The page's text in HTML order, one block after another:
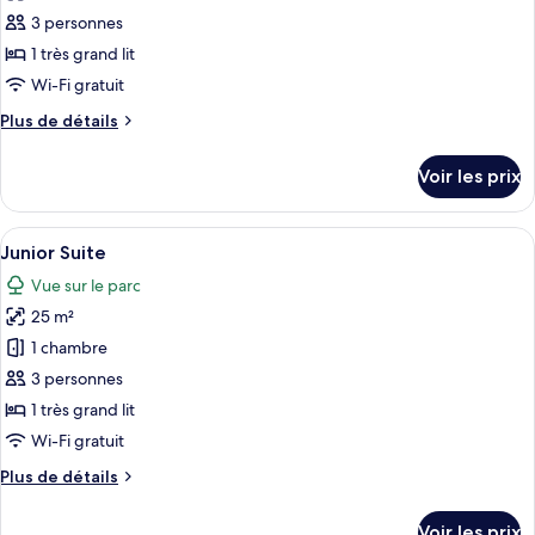
City
photos
pour
ce
type
de
Standard
room
3 personnes
1 très grand lit
Wi-Fi gratuit
Plus de détails
Plus
le
type
de
Standard
room
Voir les prix
Afficher
toutes
les
photos
pour
ce
type
de
chambre :
Junior
Une chambre d’hôtel moderne
9
Junior Suite
Vue sur le parc
25 m²
1 chambre
3 personnes
1 très grand lit
Wi-Fi gratuit
Plus de détails
Plus